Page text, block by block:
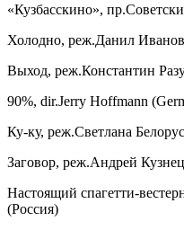
«Кузбасскино»,
Холодно, реж.Данил
Выход, реж.Константин
90%, dir.Jerry Hoffmann
Ку-ку, реж.Светлана
Заговор, реж.Андрей
Настоящий спагетти-
(Россия)